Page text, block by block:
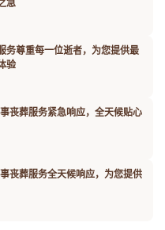
急
务尊重每一位逝者，为您提供最
验
丧葬服务紧急响应，全天候贴心
丧葬服务全天候响应，为您提供